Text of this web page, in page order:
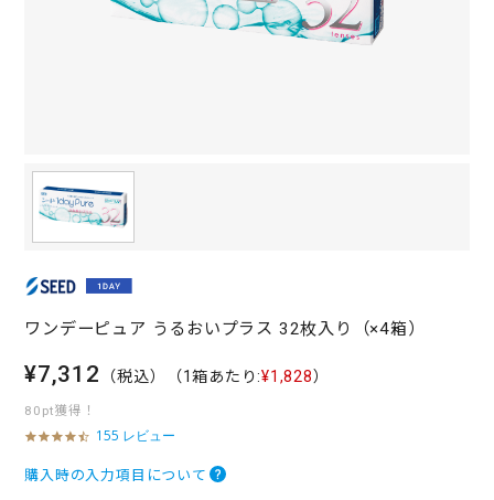
ワンデーピュア うるおいプラス 32枚入り（×4箱）
¥7,312 （税込） （1箱あたり:¥1,828）
80pt獲得！
4
7
155 レビュー
購入時の入力項目について